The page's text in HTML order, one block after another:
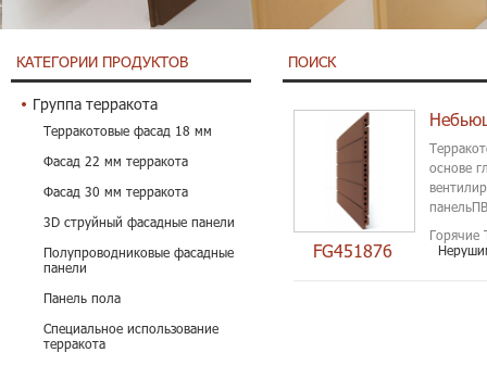
КАТЕГОРИИ ПРОДУКТОВ
Группа терракота
Терракотовые фасад 18 мм
Фасад 22 мм терракота
Фасад 30 мм терракота
3D струйный фасадные панели
Полупроводниковые фасадные
панели
Панель пола
Специальное использование
терракота
ПОИСК
FG451876
основе
Горячие